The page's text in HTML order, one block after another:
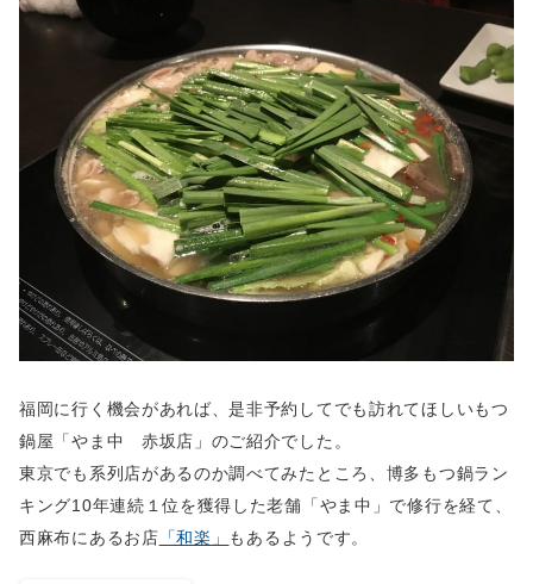
福岡に行く機会があれば、是非予約してでも訪れてほしいもつ
鍋屋「やま中 赤坂店」のご紹介でした。
東京でも系列店があるのか調べてみたところ、博多もつ鍋ラン
キング10年連続１位を獲得した老舗「やま中」で修行を経て、
西麻布にあるお店 「和楽」 もあるようです。